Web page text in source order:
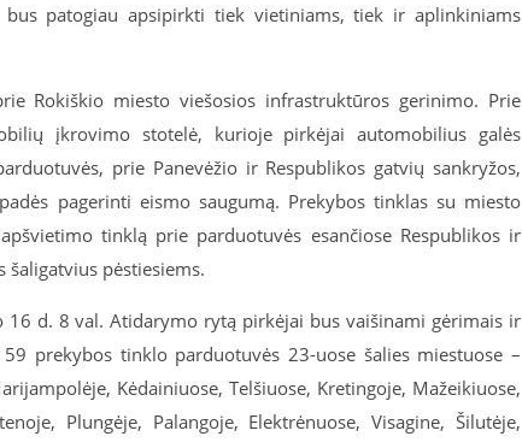
patogiau apsipirkti tiek vietiniams, tiek ir aplinkiniams
Rokiškio miesto viešosios infrastruktūros gerinimo. Prie
įkrovimo stotelė, kurioje pirkėjai automobilius galės
prie Panevėžio ir Respublikos gatvių sankryžos,
pagerinti eismo saugumą. Prekybos tinklas su miesto
tinklą prie parduotuvės esančiose Respublikos ir
šaligatvius pėstiesiems.
16 d. 8 val. Atidarymo rytą pirkėjai bus vaišinami gėrimais ir
prekybos tinklo parduotuvės 23-uose šalies miestuose –
Kėdainiuose, Telšiuose, Kretingoje, Mažeikiuose,
Plungėje, Palangoje, Elektrėnuose, Visagine, Šilutėje,